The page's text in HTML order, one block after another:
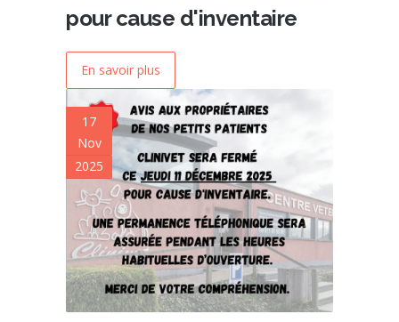
pour cause d'inventaire
En savoir plus
17
Nov
2025